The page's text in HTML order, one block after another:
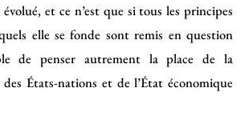
et ce n’est que si tous les principes
elle se fonde sont remis en question
de penser autrement la place de la
États-nations et de l’État économique